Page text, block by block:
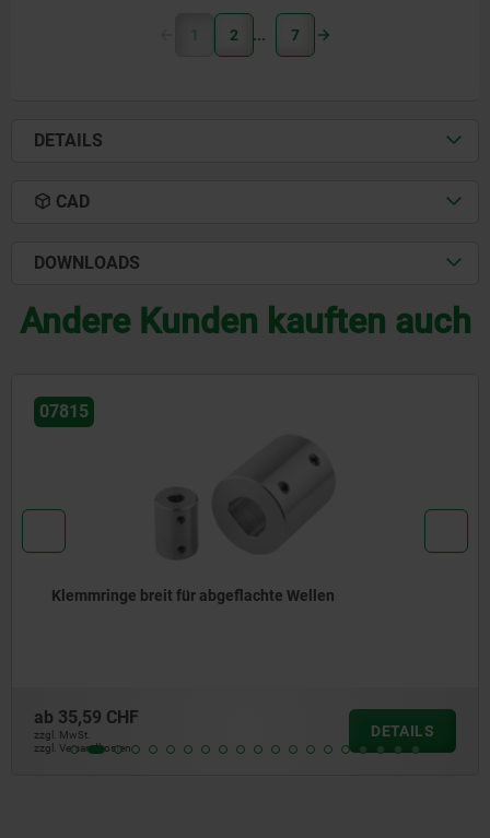
1 2 7
DETAILS
CAD
DOWNLOADS
Andere Kunden kauften auch
Wellen
ab
zzgl. MwSt.
zzgl. Versandkosten